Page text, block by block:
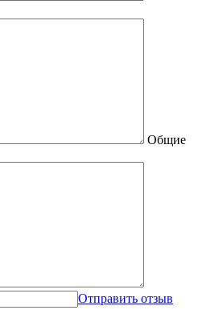
Общие
Отправить отзыв